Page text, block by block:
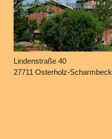
Lindenstraße 40
27711 Osterholz-Scharmbeck